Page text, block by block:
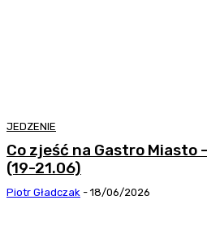
JEDZENIE
Co zjeść na Gastro Miasto
(19-21.06)
Piotr Gładczak - 18/06/2026